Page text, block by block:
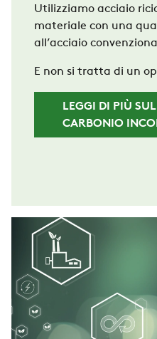
Utilizziamo acciaio
materiale con una
all’acciaio
E non si tratta di un
LEGGI DI PIÙ
CARBONIO